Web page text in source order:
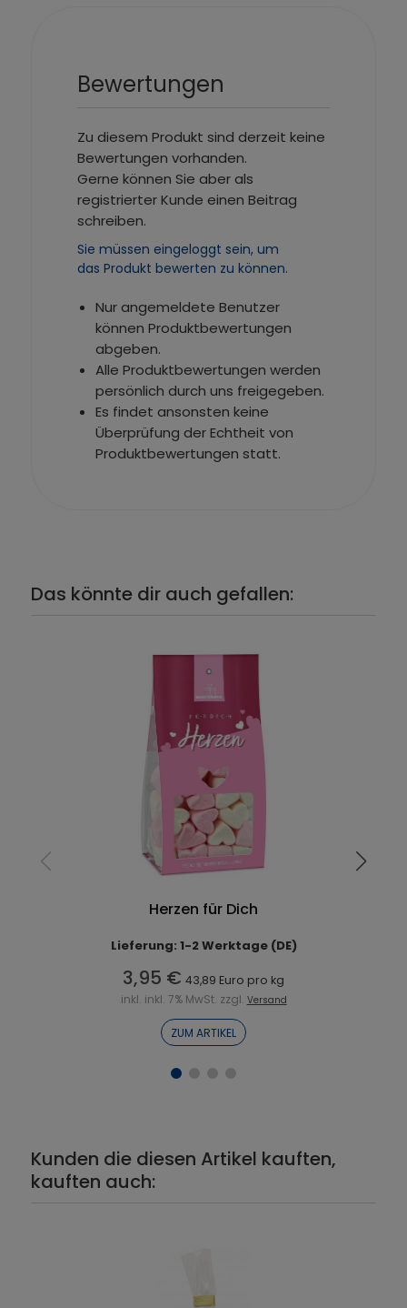
Bewertungen
Zu diesem Produkt sind derzeit keine
Bewertungen vorhanden.
Gerne können Sie aber als
registrierter Kunde einen Beitrag
schreiben.
Sie müssen eingeloggt sein, um
das Produkt bewerten zu können.
Nur angemeldete Benutzer
können Produktbewertungen
abgeben.
Alle Produktbewertungen werden
persönlich durch uns freigegeben.
Es findet ansonsten keine
Überprüfung der Echtheit von
Produktbewertungen statt.
Das könnte dir auch gefallen:
Herzen für Dich
Lieferung: 1-2 Werktage (DE)
3,95 € 43,89 Euro pro kg
inkl. inkl. 7% MwSt. zzgl. Versand
ZUM ARTIKEL
Kunden die diesen Artikel kauften,
kauften auch: